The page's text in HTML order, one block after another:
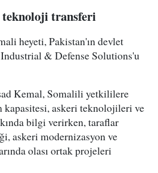
teknoloji transferi
heyeti, Pakistan'ın devlet
& Defense Solutions'u
Kemal, Somalili yetkililere
kapasitesi, askeri teknolojileri ve
bilgi verirken, taraflar
askeri modernizasyon ve
olası ortak projeleri